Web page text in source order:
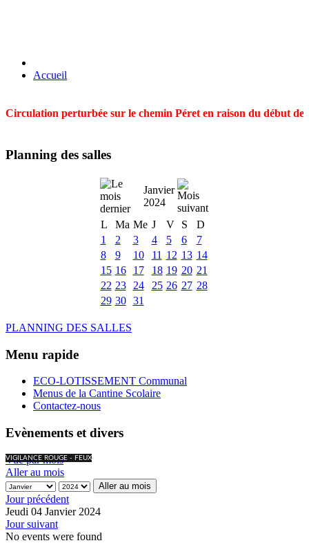
Accueil
Circulation perturbée sur le chemin Péret en raison du début
Planning des salles
Janvier
2024
L
Ma Me J V S
D
1
2 3 4 5 6
7
8
9 10 11 12 13 14
15 16 17 18 19 20 21
22 23 24 25 26 27 28
29 30 31
PLANNING DES SALLES
Menu rapide
ECO-LOTISSEMENT Communal
Menus de la Cantine Scolaire
Contactez-nous
Evènements et divers
VIGILANCE ROUGE - FEUX
Vue par mois
Aller au mois
Aller au mois
Jour précédent
Jeudi 04 Janvier 2024
Jour suivant
No events were found